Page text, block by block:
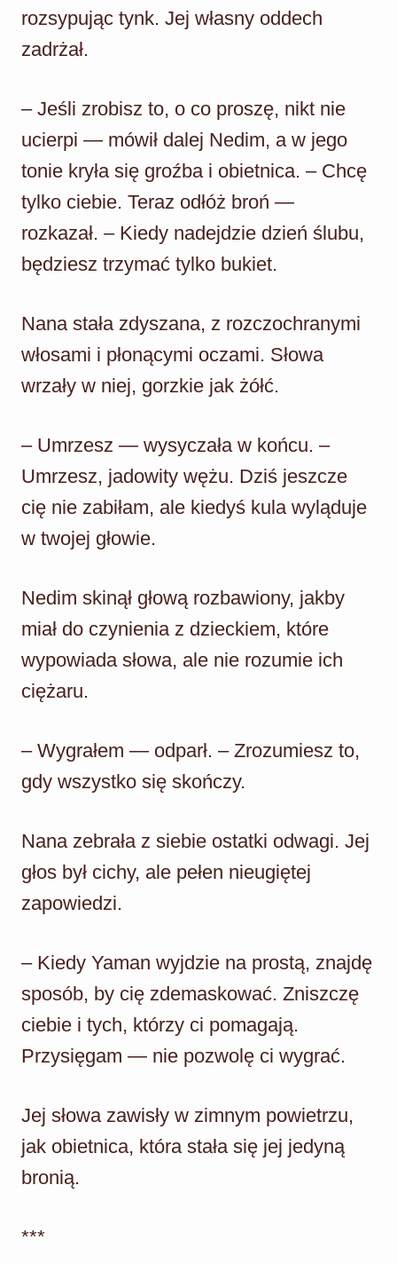
rozsypując tynk. Jej własny oddech
zadrżał.
– Jeśli zrobisz to, o co proszę, nikt nie
ucierpi — mówił dalej Nedim, a w jego
tonie kryła się groźba i obietnica. – Chcę
tylko ciebie. Teraz odłóż broń —
rozkazał. – Kiedy nadejdzie dzień ślubu,
będziesz trzymać tylko bukiet.
Nana stała zdyszana, z rozczochranymi
włosami i płonącymi oczami. Słowa
wrzały w niej, gorzkie jak żółć.
– Umrzesz — wysyczała w końcu. –
Umrzesz, jadowity wężu. Dziś jeszcze
cię nie zabiłam, ale kiedyś kula wyląduje
w twojej głowie.
Nedim skinął głową rozbawiony, jakby
miał do czynienia z dzieckiem, które
wypowiada słowa, ale nie rozumie ich
ciężaru.
– Wygrałem — odparł. – Zrozumiesz to,
gdy wszystko się skończy.
Nana zebrała z siebie ostatki odwagi. Jej
głos był cichy, ale pełen nieugiętej
zapowiedzi.
– Kiedy Yaman wyjdzie na prostą, znajdę
sposób, by cię zdemaskować. Zniszczę
ciebie i tych, którzy ci pomagają.
Przysięgam — nie pozwolę ci wygrać.
Jej słowa zawisły w zimnym powietrzu,
jak obietnica, która stała się jej jedyną
bronią.
***